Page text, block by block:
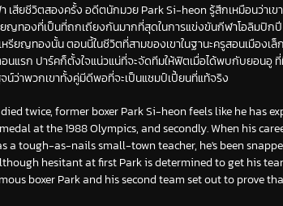
เสียชีวิตสองครั้ง อดีตนักมวย Park Si-heon รู้สึกเหมือนว่าเข
ยญทองที่เป็นที่ถกเถียงกันมากที่สุดในการแข่งขันกีฬาโอลิมปิกปี
รียญทองนั้น ตอนนี้ในชีวิตที่สามของเขาในฐานะครูสอนเมืองเล็
อนแรก ปาร์คก็ตั้งใจแน่วแน่ที่จะจัดทีมให้ฟิตเมื่อได้พบกับยอน
ว่าพวกเขาทั้งคู่มีดีพอที่จะเป็นแชมป์เปี้ยนที่แท้จริง
twice, former boxer Park Si-heon feels like he has
at the 1988 Olympics, and secondly. When his
a tough-as-nails small-town teacher, he's been
hesitant at first Park is determined to get his
boxer Park and his second team set out to prove